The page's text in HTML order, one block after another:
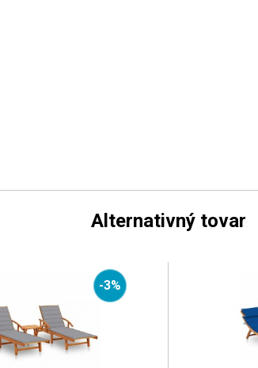
Alternativný tovar
-3%